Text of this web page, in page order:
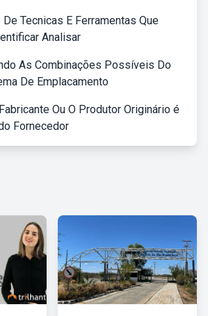
De Tecnicas E Ferramentas Que
Analisar
As Combinações Possíveis Do
De Emplacamento
Ou O Produtor Originário é
Fornecedor